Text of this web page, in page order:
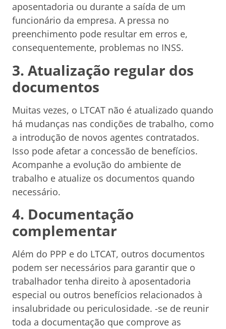
aposentadoria ou durante a saída de um
funcionário da empresa. A pressa no
preenchimento pode resultar em erros e,
consequentemente, problemas no INSS.
3. Atualização regular dos
documentos
Muitas vezes, o LTCAT não é atualizado quando
há mudanças nas condições de trabalho, como
a introdução de novos agentes contratados.
Isso pode afetar a concessão de benefícios.
Acompanhe a evolução do ambiente de
trabalho e atualize os documentos quando
necessário.
4. Documentação
complementar
Além do PPP e do LTCAT, outros documentos
podem ser necessários para garantir que o
trabalhador tenha direito à aposentadoria
especial ou outros benefícios relacionados à
insalubridade ou periculosidade. -se de reunir
toda a documentação que comprove as